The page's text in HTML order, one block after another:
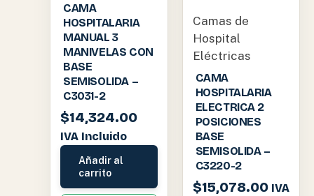
CAMA
HOSPITALARIA
MANUAL 3
MANIVELAS CON
BASE
SEMISOLIDA –
C3031-2
$14,324.00
IVA Incluido
Añadir al
carrito
Camas de
Hospital
Eléctricas
CAMA
HOSPITALARIA
ELECTRICA 2
POSICIONES
BASE
SEMISOLIDA –
C3220-2
$15,078.00 IVA